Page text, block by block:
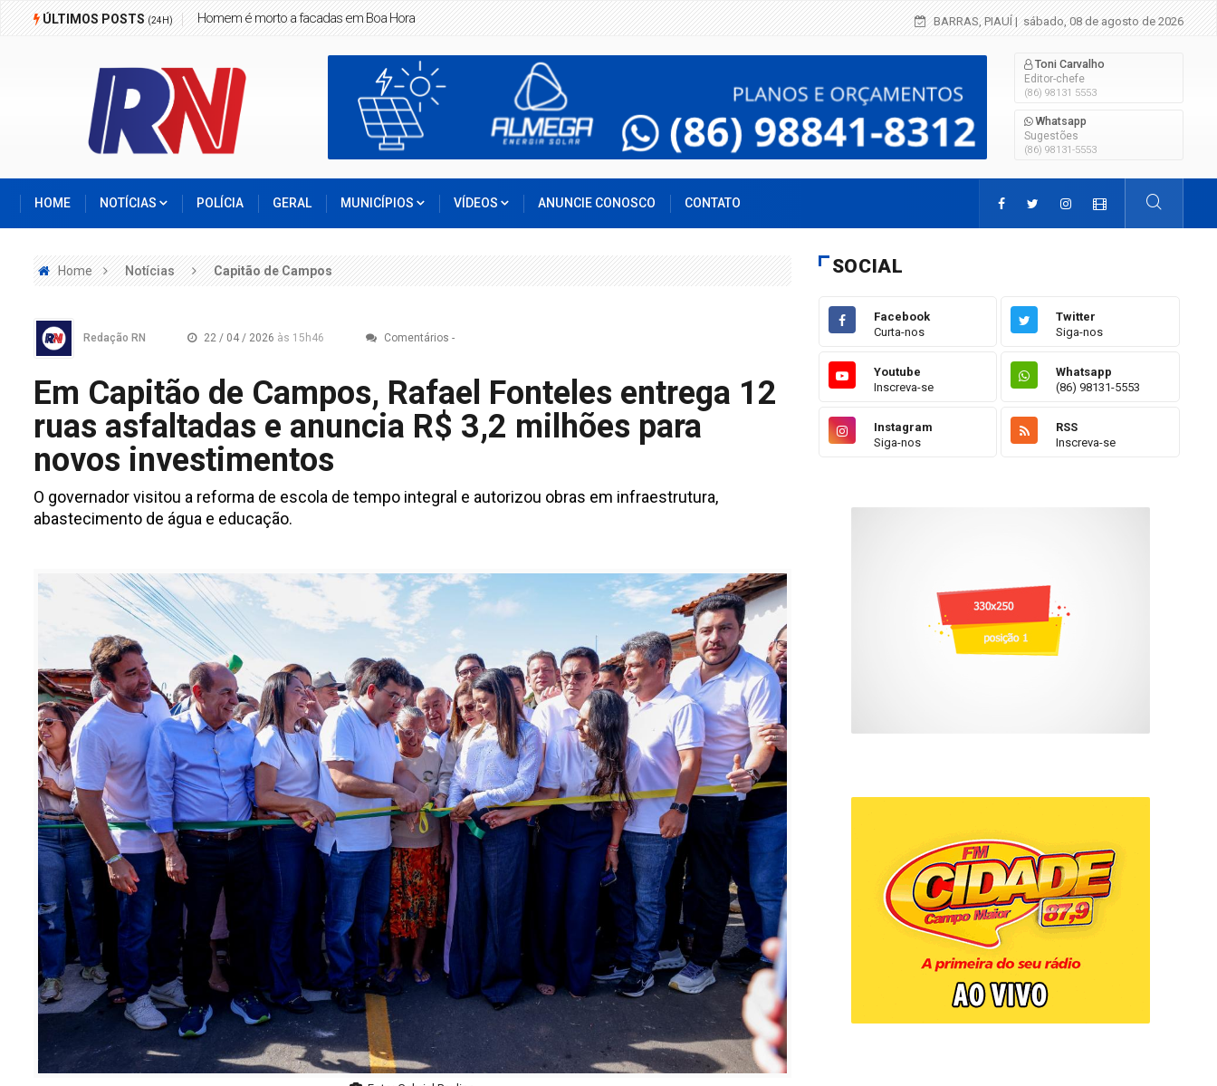
ÚLTIMOS POSTS(24H) Criança de 2 anos morre em grave acidente de carro em Boqueirão do Piauí Influenciador Ítallo Bruno é preso por
BARRAS, PIAUÍ| sábado, 08 de agosto de 2026
Toni Carvalho
Editor-chefe
(86) 98131 5553
Whatsapp
Sugestões
(86) 98131-5553
HOME NOTÍCIAS POLÍCIA GERAL MUNICÍPIOS VÍDEOS ANUNCIE CONOSCO CONTATO
Home Notícias Capitão de Campos
Redação RN 22 / 04 / 2026 às 15h46 Comentários -
Em Capitão de Campos, Rafael Fonteles entrega 12
ruas asfaltadas e anuncia R$ 3,2 milhões para
novos investimentos
O governador visitou a reforma de escola de tempo integral e autorizou obras em infraestrutura,
abastecimento de água e educação.
SOCIAL
Facebook
Curta-nos
Twitter
Siga-nos
Youtube
Inscreva-se
Whatsapp
(86) 98131-5553
Instagram
Siga-nos
RSS
Inscreva-se